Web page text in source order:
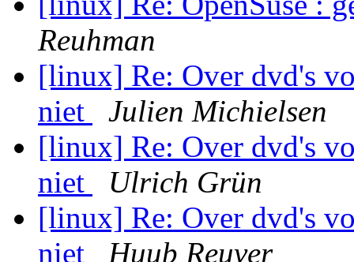
Reuhman
[linux] Re: Over dvd's
niet
Julien Michielsen
[linux] Re: Over dvd's
niet
Ulrich Grün
[linux] Re: Over dvd's
niet
Huub Reuver